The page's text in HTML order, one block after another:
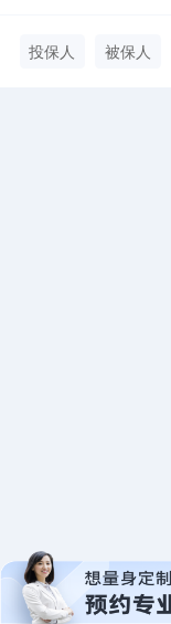
投保人 被保人